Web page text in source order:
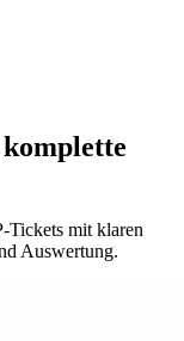
Tickets mit klaren
Auswertung.